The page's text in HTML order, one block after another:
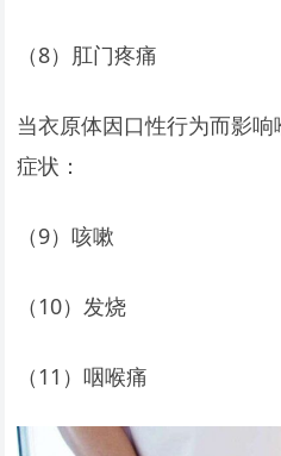
（8）肛门疼痛
当衣原体因口性行为而影
症状：
（9）咳嗽
（10）发烧
（11）咽喉痛